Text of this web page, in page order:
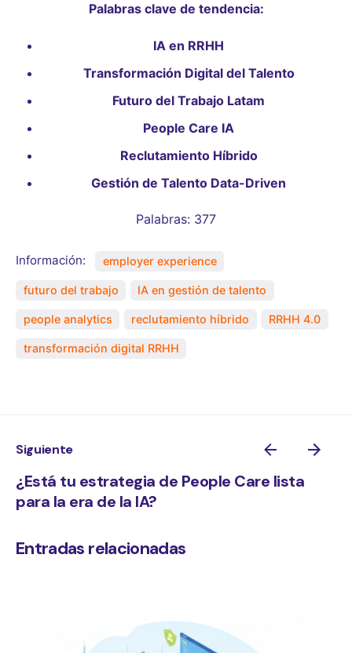
Palabras clave de tendencia:
IA en RRHH
Transformación Digital del Talento
Futuro del Trabajo Latam
People Care IA
Reclutamiento Híbrido
Gestión de Talento Data-Driven
Palabras: 377
Información: employer experience
futuro del trabajo IA en gestión de talento
people analytics reclutamiento híbrido RRHH 4.0
transformación digital RRHH
Siguiente
¿Está tu estrategia de People Care lista
para la era de la IA?
Entradas relacionadas